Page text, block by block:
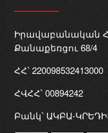
Իրավաբանական
Քանաքեռցու 68/4
ՀՀ՝ 220098532413000
ՀՎՀՀ՝ 00894242
Բանկ՝ ԱԿԲԱ-